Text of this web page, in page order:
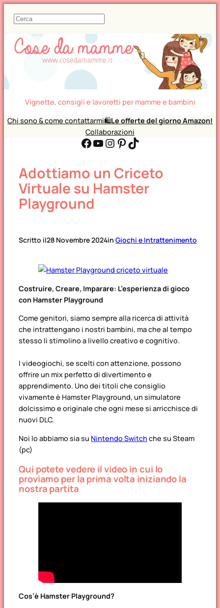
C
r
c
Vignette, consigli e lavoretti per mamme e bambini
Chi sono & come contattarmi🛍️Le offerte del giorno Amazon!
Collaborazioni
Facebook YouTube Instagram Pinterest TikTok
Adottiamo un Criceto
Virtuale su Hamster
Playground
Scritto il28 Novembre 2024in Giochi e Intrattenimento
Costruire, Creare, Imparare: L’esperienza di gioco
con Hamster Playground
Come genitori, siamo sempre alla ricerca di attività
che intrattengano i nostri bambini, ma che al tempo
stesso li stimolino a livello creativo e cognitivo.
I videogiochi, se scelti con attenzione, possono
offrire un mix perfetto di divertimento e
apprendimento. Uno dei titoli che consiglio
vivamente è Hamster Playground, un simulatore
dolcissimo e originale che ogni mese si arricchisce di
nuovi DLC.
Noi lo abbiamo sia su Nintendo Switch che su Steam
(pc)
Qui potete vedere il video in cui lo
proviamo per la prima volta iniziando la
nostra partita
Cos’è Hamster Playground?